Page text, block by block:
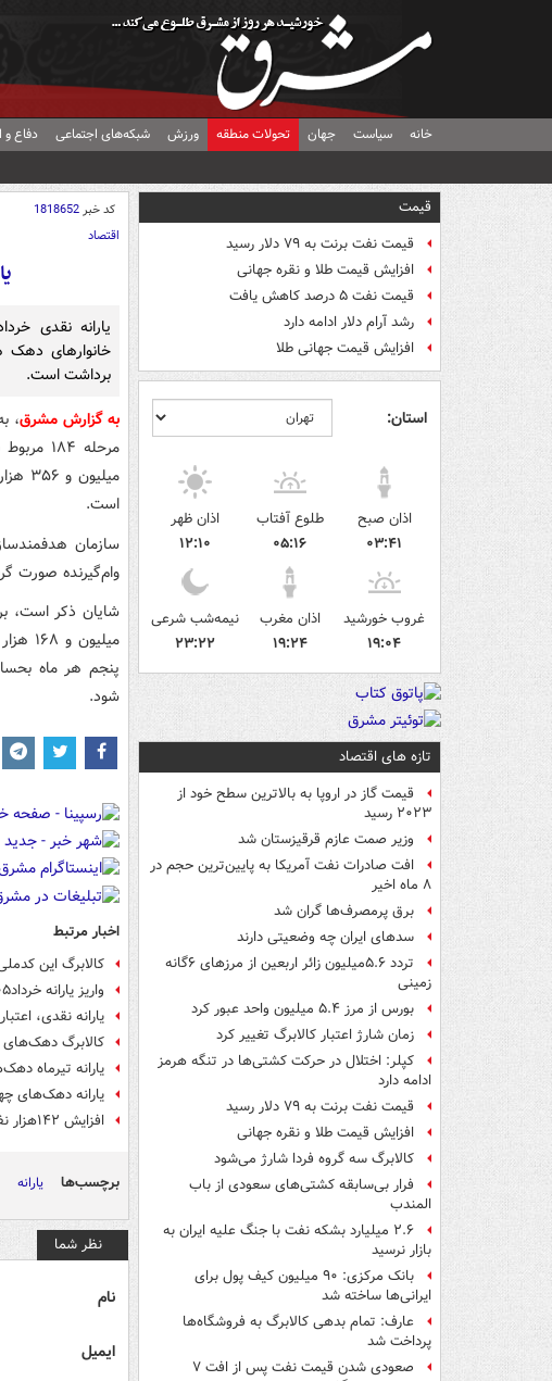
خانه سیاست جهان تحولات منطقه ورزش شبکه‌های اجتماعی دفاع و
قیمت
قیمت نفت برنت به ۷۹ دلار رسید
افزایش قیمت طلا و نقره جهانی
قیمت نفت ۵ درصد کاهش یافت
رشد آرام دلار ادامه دارد
افزایش قیمت جهانی طلا
استان:
اذان صبح
۰۳:۴۱
طلوع آفتاب
۰۵:۱۶
اذان ظهر
۱۲:۱۰
غروب خورشید
۱۹:۰۴
اذان مغرب
۱۹:۲۴
نیمه‌شب شرعی
۲۳:۲۲
تازه های اقتصاد
قیمت گاز در اروپا به بالاترین سطح خود از
۲۰۲۳ رسید
وزیر صمت عازم قرقیزستان شد
افت صادرات نفت آمریکا به پایین‌ترین حجم در
۸ ماه اخیر
برق پرمصرف‌ها گران شد
سدهای ایران چه وضعیتی دارند
تردد ۵.۶میلیون زائر اربعین از مرزهای ۶گانه
زمینی
بورس از مرز ۵.۴ میلیون واحد عبور کرد
زمان شارژ اعتبار کالابرگ تغییر کرد
کپلر: اختلال در حرکت کشتی‌ها در تنگه هرمز
ادامه دارد
قیمت نفت برنت به ۷۹ دلار رسید
افزایش قیمت طلا و نقره جهانی
کالابرگ سه گروه فردا شارژ می‌شود
فرار بی‌سابقه کشتی‌های سعودی از باب
المندب
۲.۶ میلیارد بشکه نفت با جنگ علیه ایران به
بازار نرسید
بانک مرکزی: ۹۰ میلیون کیف پول برای
ایرانی‌ها ساخته شد
عارف: تمام بدهی کالابرگ به فروشگاه‌ها
پرداخت شد
صعودی شدن قیمت نفت پس از افت ۷
کد خبر1818652
اقتصاد
خانوارهای دهک
برداشت است.
به گزارش مشرق،
است.
سازمان
وام‌گیرنده صورت
شود.
اخبار مرتبط
کالابرگ این
واریز یارانه خرداد۱۴۰۵ دهک های چهارم تا نهم
یارانه نقدی،
کالابرگ دهک‌های ۱ تا ۳ شارژ شد
یارانه تیرماه
یارانه دهک‌های
افزایش ۱۴۲هزار نفری یارانه بگیران دهک ۴ تا ۹ با هزینه ۴۲ میلیاردی
برچسب‌ها یارانه
نظر شما
نام
ایمیل